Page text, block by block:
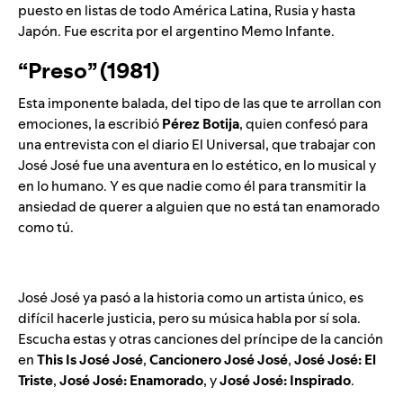
puesto en listas de todo América Latina, Rusia y hasta
Japón. Fue escrita por el argentino Memo Infante.
“Preso” (1981)
Esta imponente balada, del tipo de las que te arrollan con
emociones, la escribióPérezBotija, quien confesó para
una entrevista con el diarioEl Universal, que trabajar con
José José fue una aventura en lo estético, en lo musical y
en lo humano. Y es que nadie como él para transmitir la
ansiedad de querer a alguien que no está tan enamorado
como tú.
José José ya pasó a la historia como un artista único, es
difícil hacerle justicia, pero su música habla por sí sola.
Escucha estas y otras canciones del príncipe de la canción
enThis Is José José,Cancionero José José,José José: El
Triste,José José: Enamorado, yJosé José: Inspirado.